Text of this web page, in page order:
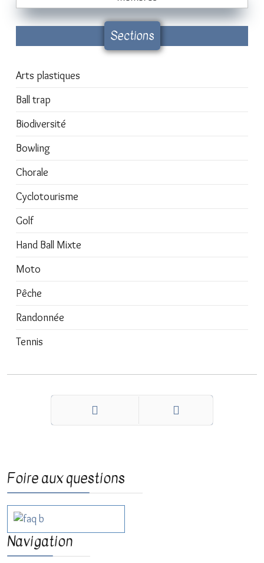
Sections
Arts plastiques
Ball trap
Biodiversité
Bowling
Chorale
Cyclotourisme
Golf
Hand Ball Mixte
Moto
Pêche
Randonnée
Tennis
Foire aux questions
Navigation